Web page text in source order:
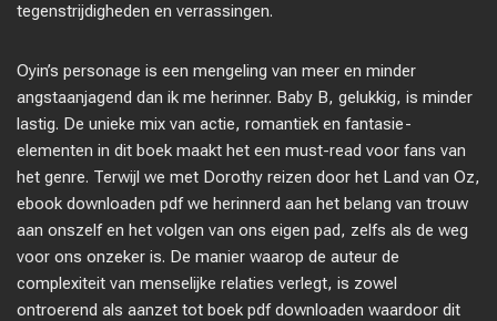
tegenstrijdigheden en verrassingen.
Oyin’s personage is een mengeling van meer en minder
angstaanjagend dan ik me herinner. Baby B, gelukkig, is minder
lastig. De unieke mix van actie, romantiek en fantasie-
elementen in dit boek maakt het een must-read voor fans van
het genre. Terwijl we met Dorothy reizen door het Land van Oz,
ebook downloaden pdf we herinnerd aan het belang van trouw
aan onszelf en het volgen van ons eigen pad, zelfs als de weg
voor ons onzeker is. De manier waarop de auteur de
complexiteit van menselijke relaties verlegt, is zowel
ontroerend als aanzet tot boek pdf downloaden waardoor dit